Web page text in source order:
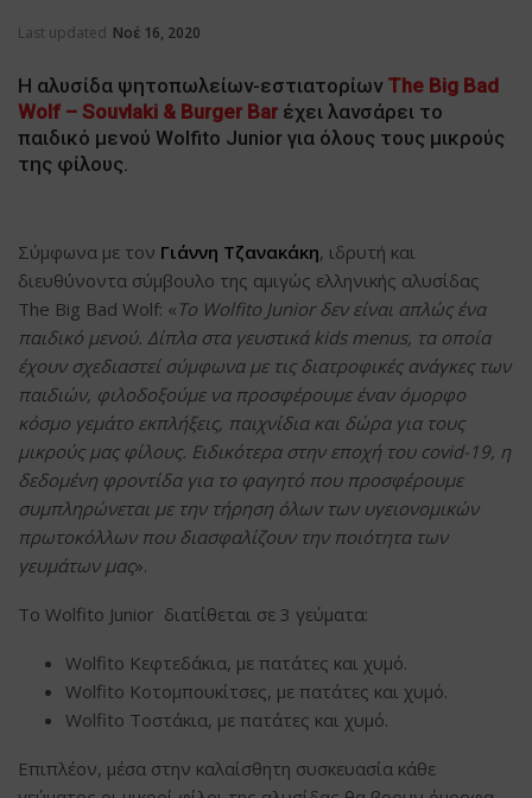
Last updated Νοέ 16, 2020
Η αλυσίδα ψητοπωλείων-εστιατορίων The Big Bad
Wolf – Souvlaki & Burger Bar έχει λανσάρει το
παιδικό μενού Wolfito Junior για όλους τους μικρούς
της φίλους.
Σύμφωνα με τον Γιάννη Τζανακάκη, ιδρυτή και
διευθύνοντα σύμβουλο της αμιγώς ελληνικής αλυσίδας
The Big Bad Wolf: « Το Wolfito Junior δεν είναι απλώς ένα
παιδικό μενού. Δίπλα στα γευστικά kids menus, τα οποία
έχουν σχεδιαστεί σύμφωνα με τις διατροφικές ανάγκες των
παιδιών, φιλοδοξούμε να προσφέρουμε έναν όμορφο
κόσμο γεμάτο εκπλήξεις, παιχνίδια και δώρα για τους
μικρούς μας φίλους. Ειδικότερα στην εποχή του covid-19, η
δεδομένη φροντίδα για το φαγητό που προσφέρουμε
συμπληρώνεται με την τήρηση όλων των υγειονομικών
πρωτοκόλλων που διασφαλίζουν την ποιότητα των
γευμάτων μας».
Το Wolfito Junior διατίθεται σε 3 γεύματα:
Wolfito Κεφτεδάκια, με πατάτες και χυμό.
Wolfito Κοτομπουκίτσες, με πατάτες και χυμό.
Wolfito Τοστάκια, με πατάτες και χυμό.
Επιπλέον, μέσα στην καλαίσθητη συσκευασία κάθε